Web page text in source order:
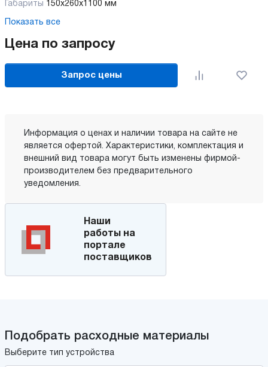
Габариты 150х260х1100 мм
Показать все
Цена по запросу
Запрос цены
Информация о ценах и наличии товара на сайте не
является офертой. Характеристики, комплектация и
внешний вид товара могут быть изменены фирмой-
производителем без предварительного
уведомления.
Наши
работы на
портале
поставщиков
Подобрать расходные материалы
Выберите тип устройства